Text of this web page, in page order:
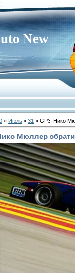
New
» Июль » 31 » GP3: Нико
Мюллер